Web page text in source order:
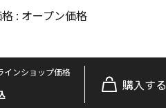
: オープン価格
インショップ価格
購入する